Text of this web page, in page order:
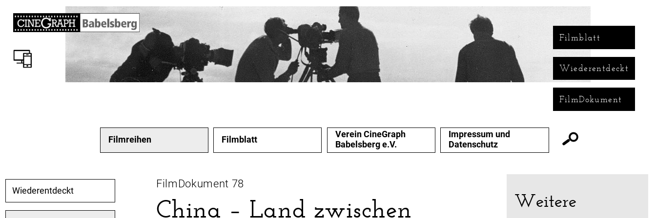
Filmblatt
Wiederentdeckt
FilmDokument
Filmreihen Filmblatt
Verein CineGraph
Babelsberg e.V.
Impressum und
Datenschutz
Wiederentdeckt
FilmDokument 78
China – Land zwischen Weitere